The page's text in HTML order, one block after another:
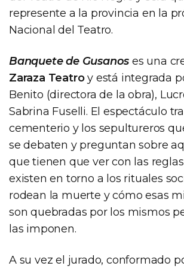
represente a la provincia en la
Nacional del Teatro.
Banquete de Gusanos es una
Zaraza Teatroy está integrada
Benito (directora de la obra),
Sabrina Fuselli. El espectáculo
cementerio y los sepultureros
se debaten y preguntan sobre
que tienen que ver con las
existen en torno a los rituales
rodean la muerte y cómo esas
son quebradas por los mismos
las imponen.
A su vez el jurado, conformado